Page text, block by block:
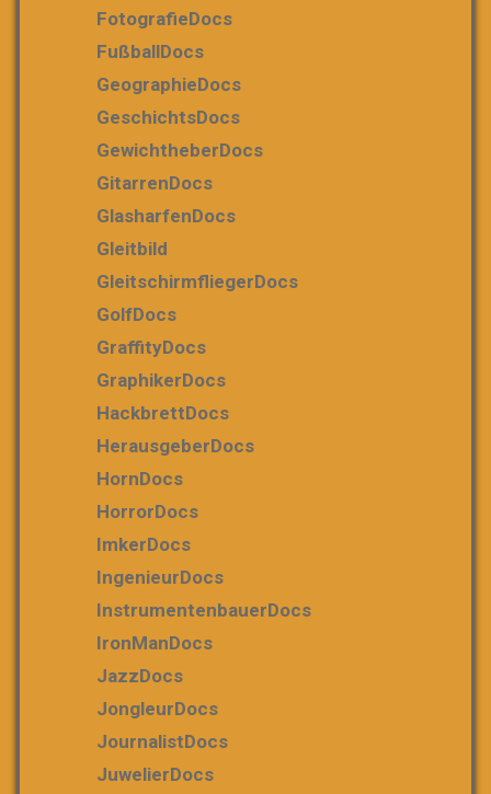
FotografieDocs
FußballDocs
GeographieDocs
GeschichtsDocs
GewichtheberDocs
GitarrenDocs
GlasharfenDocs
Gleitbild
GleitschirmfliegerDocs
GolfDocs
GraffityDocs
GraphikerDocs
HackbrettDocs
HerausgeberDocs
HornDocs
HorrorDocs
ImkerDocs
IngenieurDocs
InstrumentenbauerDocs
IronManDocs
JazzDocs
JongleurDocs
JournalistDocs
JuwelierDocs